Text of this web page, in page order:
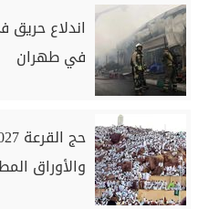
اندلاع حريق
في طهران
والأوراق